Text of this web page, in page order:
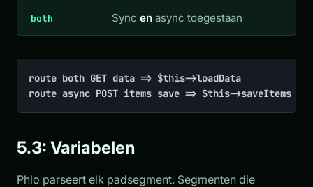
both Sync en async toegestaan
route both GET data => $this->loadData
route async POST items save => $this->saveItems
5.3: Variabelen
Phlo parseert elk padsegment. Segmenten die